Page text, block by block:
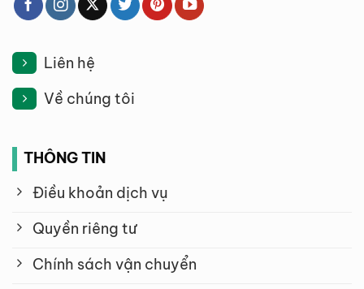
Liên hệ
Về chúng tôi
THÔNG TIN
Điều khoản dịch vụ
Quyền riêng tư
Chính sách vận chuyển